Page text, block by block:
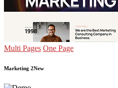
Multi Pages One Page
Marketing 2New